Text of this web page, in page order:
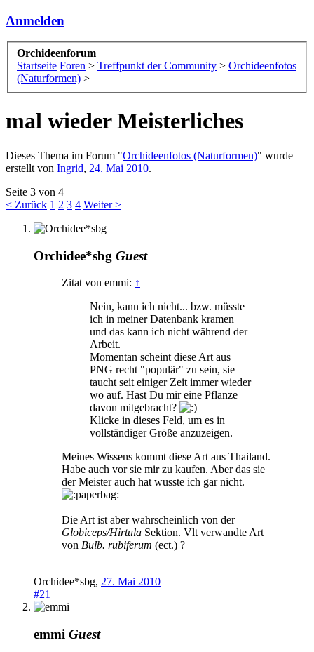
Anmelden
Orchideenforum
Startseite Foren > Treffpunkt der Community > Orchideenfotos
(Naturformen) >
mal wieder Meisterliches
Dieses Thema im Forum "Orchideenfotos (Naturformen)" wurde
erstellt von Ingrid, 24. Mai 2010.
Seite 3 von 4
< Zurück 1 2 3 4 Weiter >
Orchidee*sbg Guest
Zitat von emmi: ↑
Nein, kann ich nicht... bzw. müsste
ich in meiner Datenbank kramen
und das kann ich nicht während der
Arbeit.
Momentan scheint diese Art aus
PNG recht "populär" zu sein, sie
taucht seit einiger Zeit immer wieder
wo auf. Hast Du mir eine Pflanze
davon mitgebracht?
Klicke in dieses Feld, um es in
vollständiger Größe anzuzeigen.
Meines Wissens kommt diese Art aus Thailand.
Habe auch vor sie mir zu kaufen. Aber das sie
der Meister auch hat wusste ich gar nicht.
Die Art ist aber wahrscheinlich von der
Globiceps/Hirtula Sektion. Vlt verwandte Art
von Bulb. rubiferum (ect.) ?
Orchidee*sbg, 27. Mai 2010
#21
emmi Guest